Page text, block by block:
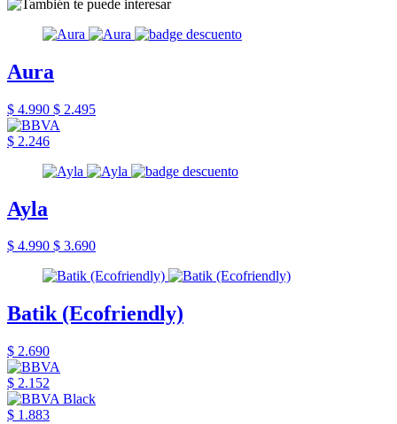
Aura
$ 4.990 $ 2.495
$ 2.246
Ayla
$ 4.990 $ 3.690
Batik (Ecofriendly)
$ 2.690
$ 2.152
$ 1.883